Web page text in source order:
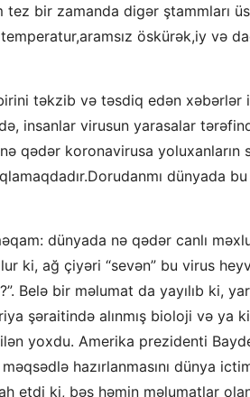
bir zamanda digər ştammları
öskürək,iy və
təkzib və təsdiq edən xəbərlər
insanlar virusun yarasalar
qədər koronavirusa yoluxanların
dünyada
dünyada nə qədər canlı
ki, ağ çiyəri “sevən” bu virus
Belə bir məlumat da yayılıb ki,
şəraitində alınmış bioloji və ya
yoxdu. Amerika prezidenti
hazırlanmasını dünya
etdi ki, bəs həmin məlumatlar